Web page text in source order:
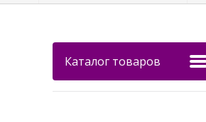
Каталог товаров